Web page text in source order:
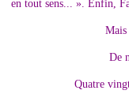
en tout sens... ». Enfin,
Mais
De
Quatre